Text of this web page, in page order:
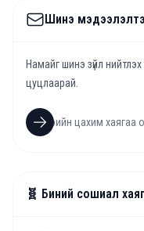
Шинэ
Намайг шинэ зүйл нийтлэх
цуцлаарай.
🧬 Биний сошиал